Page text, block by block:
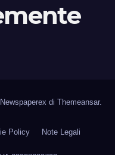
di Themeansar.
Policy Note Legali